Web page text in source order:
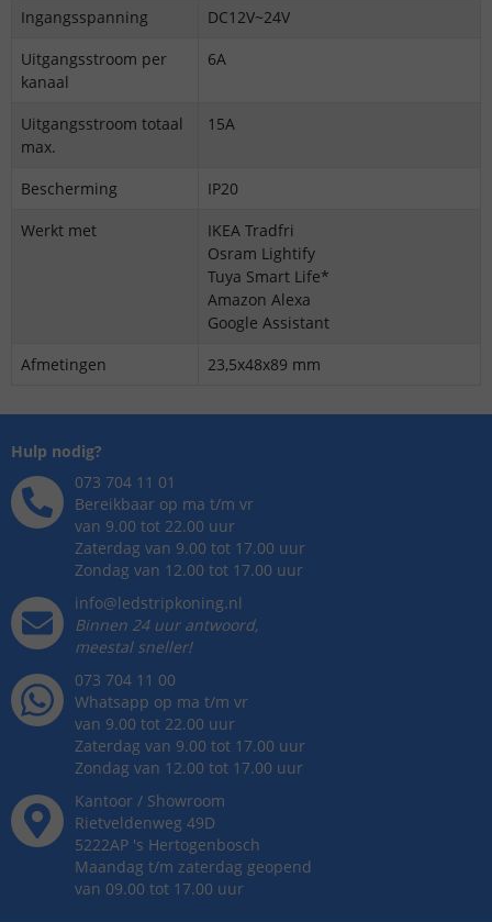
Ingangsspanning
DC12V~24V
Uitgangsstroom per
kanaal
6A
Uitgangsstroom totaal
max.
15A
Bescherming
IP20
Werkt met
IKEA Tradfri
Osram Lightify
Tuya Smart Life*
Amazon Alexa
Google Assistant
Afmetingen
23,5x48x89 mm
Hulp nodig?
073 704 11 01
Bereikbaar op ma t/m vr
van 9.00 tot 22.00 uur
Zaterdag van 9.00 tot 17.00 uur
Zondag van 12.00 tot 17.00 uur
info@ledstripkoning.nl
Binnen 24 uur antwoord,
meestal sneller!
073 704 11 00
Whatsapp op ma t/m vr
van 9.00 tot 22.00 uur
Zaterdag van 9.00 tot 17.00 uur
Zondag van 12.00 tot 17.00 uur
Kantoor / Showroom
Rietveldenweg 49D
5222AP 's Hertogenbosch
Maandag t/m zaterdag geopend
van 09.00 tot 17.00 uur